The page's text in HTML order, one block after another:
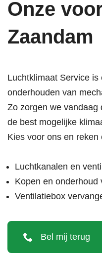
Onze
Zaandam
Luchtklimaat Service
onderhouden van
Zo zorgen we vandaag
de best mogelijke
Kies voor ons en reken
Luchtkanalen en
Kopen en onderhoud
Ventilatiebox
Bel mij terug